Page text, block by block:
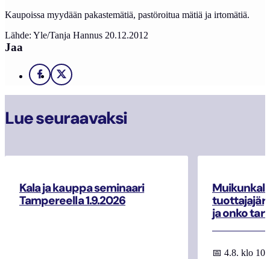
Kaupoissa myydään pakastemätiä, pastöroitua mätiä ja irtomätiä.
Lähde: Yle/Tanja Hannus 20.12.2012
Jaa
Facebook
X
Lue seuraavaksi
Kala ja kauppa seminaari
Tampereella 1.9.2026
ja onko
📅 4.8. klo